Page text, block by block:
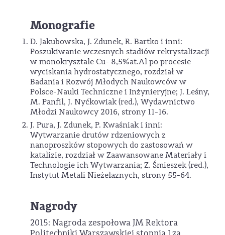
Monografie
D. Jakubowska, J. Zdunek, R. Bartko i inni:
Poszukiwanie wczesnych stadiów rekrystalizacji
w monokrysztale Cu- 8,5%at.Al po procesie
wyciskania hydrostatycznego, rozdział w
Badania i Rozwój Młodych Naukowców w
Polsce-Nauki Techniczne i Inżynieryjne; J. Leśny,
M. Panfil, J. Nyćkowiak (red.), Wydawnictwo
Młodzi Naukowcy 2016, strony 11-16.
J. Pura, J. Zdunek, P. Kwaśniak i inni:
Wytwarzanie drutów rdzeniowych z
nanoproszków stopowych do zastosowań w
katalizie, rozdział w Zaawansowane Materiały i
Technologie ich Wytwarzania; Z. Śmieszek (red.),
Instytut Metali Nieżelaznych, strony 55-64.
Nagrody
2015: Nagroda zespołowa JM Rektora